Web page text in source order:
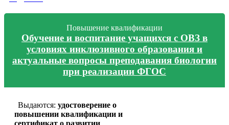
Повышение квалификации
Обучение и воспитание учащихся с ОВЗ в
условиях инклюзивного образования и
актуальные вопросы преподавания биологии
при реализации ФГОС
Выдаются: удостоверение о
повышении квалификации и
сертификат о развитии